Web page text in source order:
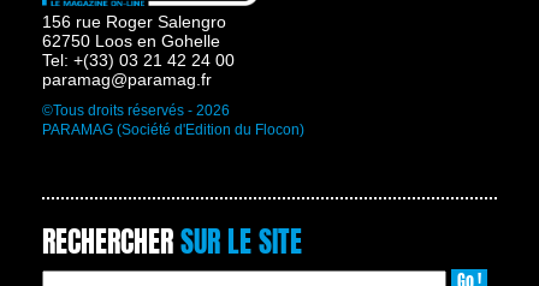
156 rue Roger Salengro
62750 Loos en Gohelle
Tel: +(33) 03 21 42 24 00
paramag@paramag.fr
©Tous droits réservés - 2026
PARAMAG (Société d'Edition du Flocon)
RECHERCHERSUR LE SITE